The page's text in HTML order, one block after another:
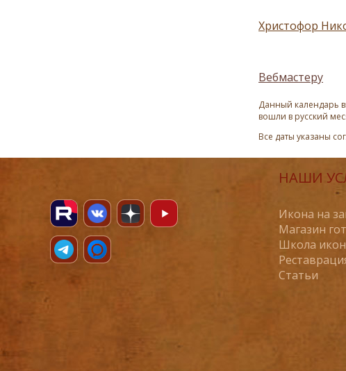
Христофор
Вебмастеру
Данный календарь
вошли в русский
Все даты указаны
НАШИ
Икона на
Магазин
Школа
Статьи